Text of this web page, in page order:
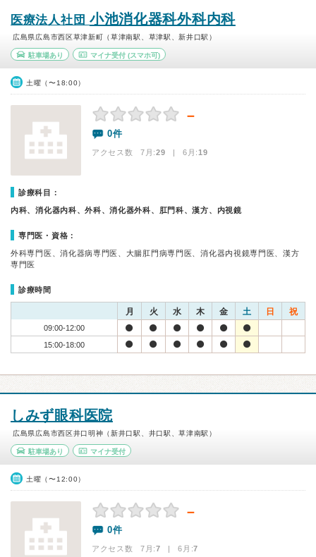
医療法人社団 小池消化器科外科内科
広島県広島市西区草津新町（草津南駅、草津駅、新井口駅）
駐車場あり マイナ受付(スマホ可)
土曜（〜18:00）
－
0件
アクセス数 7月:29 | 6月:19
診療科目：
内科、消化器内科、外科、消化器外科、肛門科、漢方、内視鏡
専門医・資格：
外科専門医、消化器病専門医、大腸肛門病専門医、消化器内視鏡専門医、漢方
専門医
診療時間
月 火 水 木 金 土 日 祝
09:00-12:00
15:00-18:00
しみず眼科医院
広島県広島市西区井口明神（新井口駅、井口駅、草津南駅）
駐車場あり マイナ受付
土曜（〜12:00）
－
0件
アクセス数 7月:7 | 6月:7